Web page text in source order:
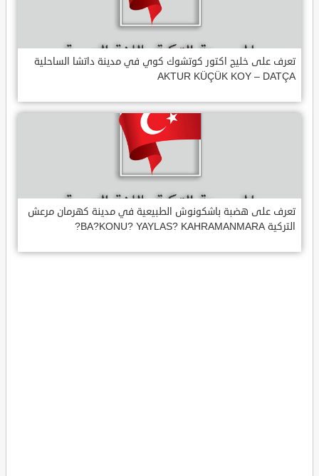
تعرف على خليج اكتور كوتشوك كوي في مدينة داتشا الساحلية
AKTUR KÜÇÜK KOY – DATÇA
تعرف على هضبة باشكونوش الطبيعية في مدينة كهرمان مرعش
التركية BA?KONU? YAYLAS? KAHRAMANMARA?